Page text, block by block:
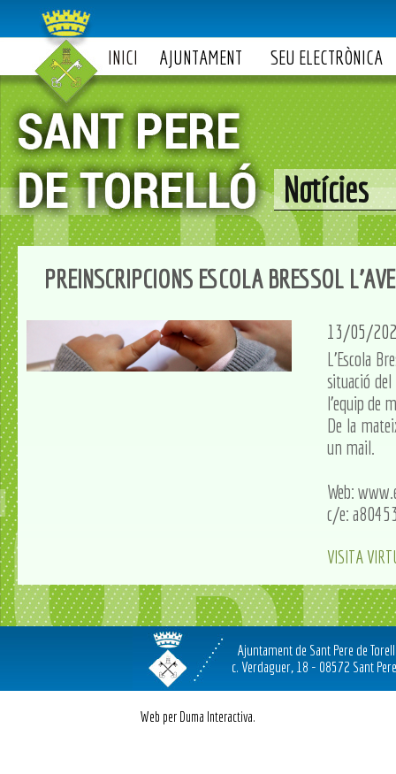
INICI AJUNTAMENT SEU ELECTRÒNICA
Notícies
PREINSCRIPCIONS ESCOLA BRESSOL
13/05/
L'Escola
situació
l'equip de
De la
un mail.
Web:
c/e:
VISITA
Ajuntament de Sant Pere de
c. Verdaguer, 18 - 08572 Sant
Web per Duma Interactiva.